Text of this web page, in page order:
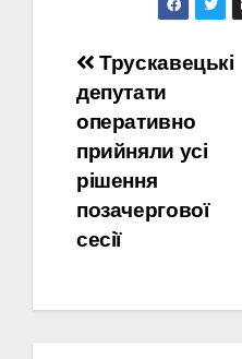
Навігація
записів
Трускавецькі
депутати
оперативно
прийняли усі
рішення
позачергової
сесії